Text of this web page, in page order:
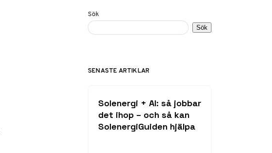
Sök
Sök
SENASTE ARTIKLAR
Solenergi + AI: så jobbar
det ihop – och så kan
SolenergiGuiden hjälpa